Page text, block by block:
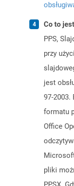
Co to
PPS,
przy
jest
97-2003.
formatu
Office
pliki